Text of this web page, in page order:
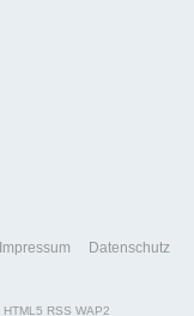
Impressum Datenschutz
HTML5 RSS WAP2